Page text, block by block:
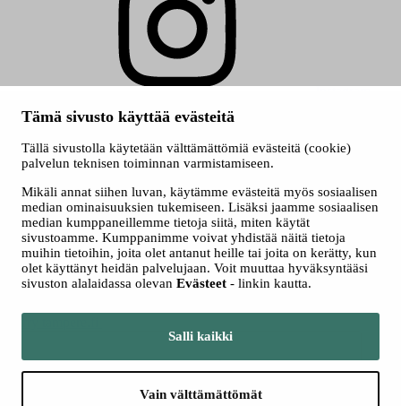
Tämä sivusto käyttää evästeitä
Tällä sivustolla käytetään välttämättömiä evästeitä (cookie)
palvelun teknisen toiminnan varmistamiseen.
Mikäli annat siihen luvan, käytämme evästeitä myös sosiaalisen
median ominaisuuksien tukemiseen. Lisäksi jaamme sosiaalisen
median kumppaneillemme tietoja siitä, miten käytät
sivustoamme. Kumppanimme voivat yhdistää näitä tietoja
muihin tietoihin, joita olet antanut heille tai joita on kerätty, kun
olet käyttänyt heidän palvelujaan. Voit muuttaa hyväksyntääsi
sivuston alalaidassa olevan Evästeet - linkin kautta.
Salli kaikki
Vain välttämättömät
Instagram
© 2026 Tampereen kaupunki
Saavutettavuusseloste
Kuva etusivulla ylinnä: Heli Hakala